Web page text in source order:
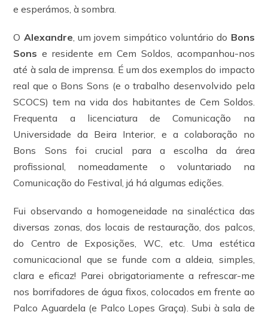
e esperámos, à sombra.
O Alexandre, um jovem simpático voluntário do Bons
Sons e residente em Cem Soldos, acompanhou-nos
até à sala de imprensa. É um dos exemplos do impacto
real que o Bons Sons (e o trabalho desenvolvido pela
SCOCS) tem na vida dos habitantes de Cem Soldos.
Frequenta a licenciatura de Comunicação na
Universidade da Beira Interior, e a colaboração no
Bons Sons foi crucial para a escolha da área
profissional, nomeadamente o voluntariado na
Comunicação do Festival, já há algumas edições.
Fui observando a homogeneidade na sinaléctica das
diversas zonas, dos locais de restauração, dos palcos,
do Centro de Exposições, WC, etc. Uma estética
comunicacional que se funde com a aldeia, simples,
clara e eficaz! Parei obrigatoriamente a refrescar-me
nos borrifadores de água fixos, colocados em frente ao
Palco Aguardela (e Palco Lopes Graça). Subi à sala de